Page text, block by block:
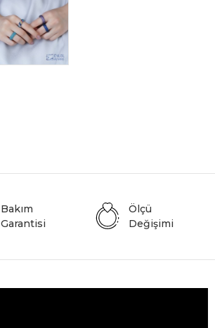
Bakım
Garantisi
Ölçü
Değişimi